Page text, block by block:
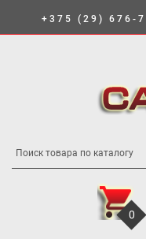
+375 (29) 676-
0